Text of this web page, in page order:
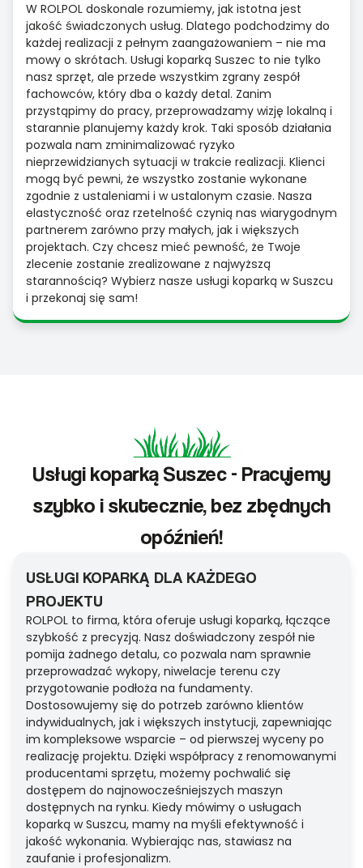
W ROLPOL doskonale rozumiemy, jak istotna jest
jakość świadczonych usług. Dlatego podchodzimy do
każdej realizacji z pełnym zaangażowaniem – nie ma
mowy o skrótach. Usługi koparką Suszec to nie tylko
nasz sprzęt, ale przede wszystkim zgrany zespół
fachowców, który dba o każdy detal. Zanim
przystąpimy do pracy, przeprowadzamy wizję lokalną i
starannie planujemy każdy krok. Taki sposób działania
pozwala nam zminimalizować ryzyko
nieprzewidzianych sytuacji w trakcie realizacji. Klienci
mogą być pewni, że wszystko zostanie wykonane
zgodnie z ustaleniami i w ustalonym czasie. Nasza
elastyczność oraz rzetelność czynią nas wiarygodnym
partnerem zarówno przy małych, jak i większych
projektach. Czy chcesz mieć pewność, że Twoje
zlecenie zostanie zrealizowane z najwyższą
starannością? Wybierz nasze usługi koparką w Suszcu
i przekonaj się sam!
Usługi koparką Suszec - Pracujemy
szybko i skutecznie, bez zbędnych
opóźnień!
USŁUGI KOPARKĄ DLA KAŻDEGO
PROJEKTU
ROLPOL to firma, która oferuje usługi koparką, łączące
szybkość z precyzją. Nasz doświadczony zespół nie
pomija żadnego detalu, co pozwala nam sprawnie
przeprowadzać wykopy, niwelacje terenu czy
przygotowanie podłoża na fundamenty.
Dostosowujemy się do potrzeb zarówno klientów
indywidualnych, jak i większych instytucji, zapewniając
im kompleksowe wsparcie – od pierwszej wyceny po
realizację projektu. Dzięki współpracy z renomowanymi
producentami sprzętu, możemy pochwalić się
dostępem do najnowocześniejszych maszyn
dostępnych na rynku. Kiedy mówimy o usługach
koparką w Suszcu, mamy na myśli efektywność i
jakość wykonania. Wybierając nas, stawiasz na
zaufanie i profesjonalizm.